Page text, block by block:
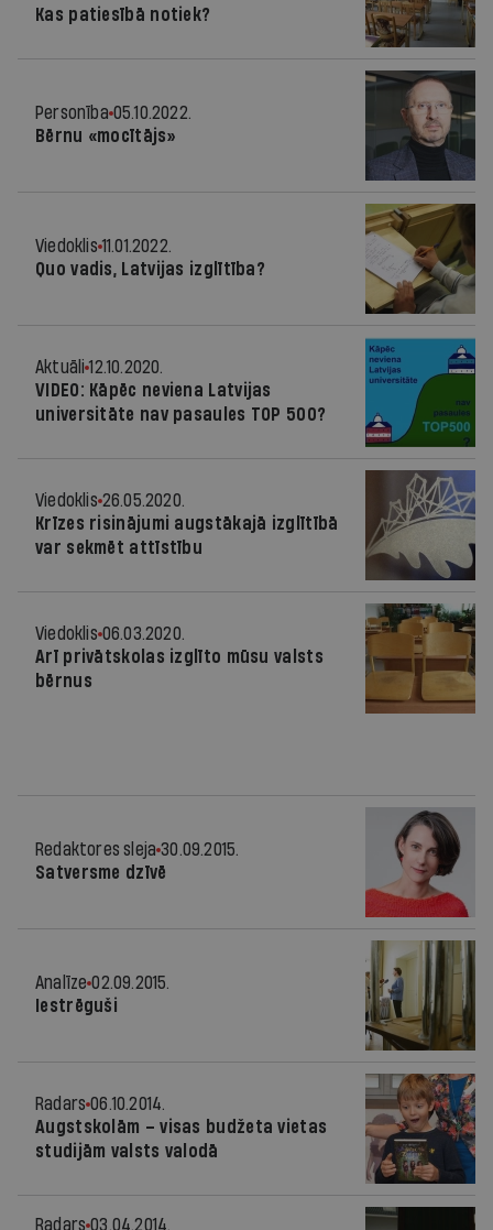
Kas patiesībā notiek?
Personība 05.10.2022.
Bērnu «mocītājs»
Viedoklis 11.01.2022.
Quo vadis, Latvijas izglītība?
Aktuāli 12.10.2020.
VIDEO: Kāpēc neviena Latvijas
universitāte nav pasaules TOP 500?
Viedoklis 26.05.2020.
Krīzes risinājumi augstākajā izglītībā
var sekmēt attīstību
Viedoklis 06.03.2020.
Arī privātskolas izglīto mūsu valsts
bērnus
Redaktores sleja 30.09.2015.
Satversme dzīvē
Analīze 02.09.2015.
Iestrēguši
Radars 06.10.2014.
Augstskolām – visas budžeta vietas
studijām valsts valodā
Radars 03.04.2014.